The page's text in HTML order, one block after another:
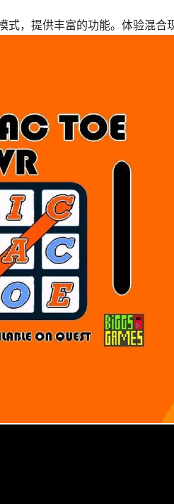
，提供丰富的功能。体验混合